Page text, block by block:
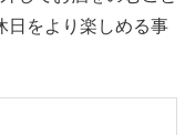
日をより楽しめる事